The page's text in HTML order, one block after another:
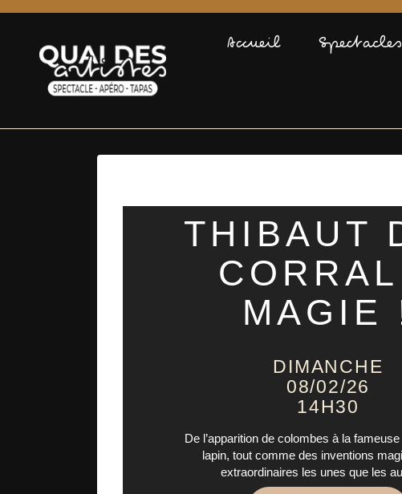
Accueil
THIBAUT
MAGIE
DIMANCHE
08/02/26
14H30
De l’apparition de colombes à la
lapin, tout comme des inventions
extraordinaires les unes que les